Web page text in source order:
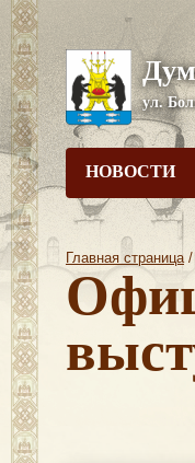
ул.
НОВОСТИ
Главная страница/